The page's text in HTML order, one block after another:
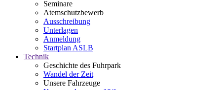
Seminare
Atemschutzbewerb
Ausschreibung
Unterlagen
Anmeldung
Startplan ASLB
Technik
Geschichte des Fuhrpark
Wandel der Zeit
Unsere Fahrzeuge